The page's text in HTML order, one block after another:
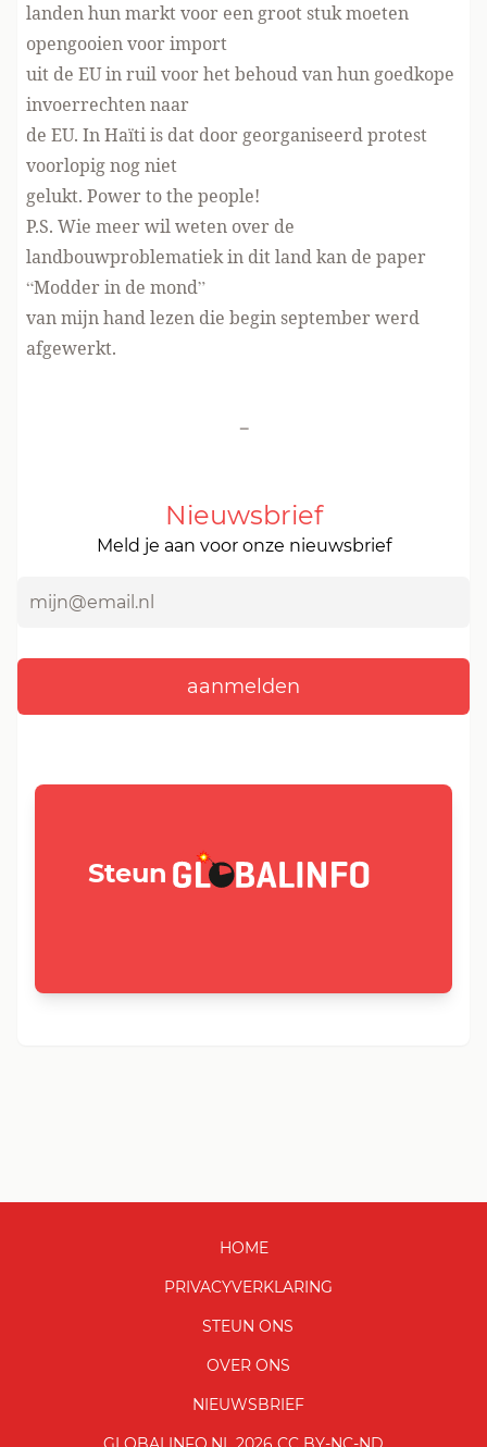
landen hun markt voor een groot stuk moeten
opengooien voor import
uit de EU in ruil voor het behoud van hun goedkope
invoerrechten naar
de EU. In Haïti is dat door georganiseerd protest
voorlopig nog niet
gelukt. Power to the people!
P.S. Wie meer wil weten over de
landbouwproblematiek in dit land kan de paper
“Modder in de mond”
van mijn hand lezen die begin september werd
afgewerkt.
-
Nieuwsbrief
Meld je aan voor onze nieuwsbrief
Steun GLOBALINFO.nl
HOME
PRIVACYVERKLARING
STEUN ONS
OVER ONS
NIEUWSBRIEF